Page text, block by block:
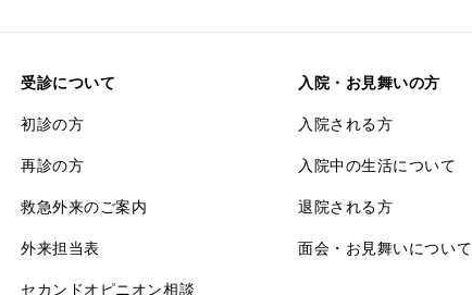
受診について
初診の方
再診の方
救急外来のご案内
外来担当表
セカンドオピニオン相談
入院・お見舞いの方
入院される方
入院中の生活について
退院される方
面会・お見舞いについて